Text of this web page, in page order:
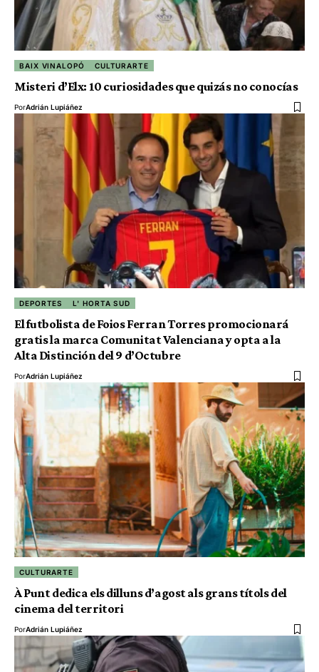
BAIX VINALOPÓ CULTURARTE
Misteri d’Elx: 10 curiosidades que quizás no conocías
PorAdrián Lupiáñez
DEPORTES L' HORTA SUD
El futbolista de Foios Ferran Torres promocionará
gratis la marca Comunitat Valenciana y opta a la
Alta Distinción del 9 d’Octubre
PorAdrián Lupiáñez
CULTURARTE
À Punt dedica els dilluns d’agost als grans títols del
cinema del territori
PorAdrián Lupiáñez